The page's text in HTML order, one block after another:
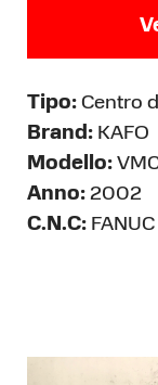
Tipo: Centro
Brand: KAFO
Modello:
Anno: 2002
C.N.C: